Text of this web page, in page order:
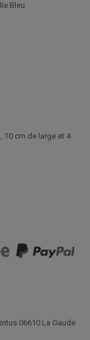
Bleu
10 cm de large et 4
06610 La Gaude